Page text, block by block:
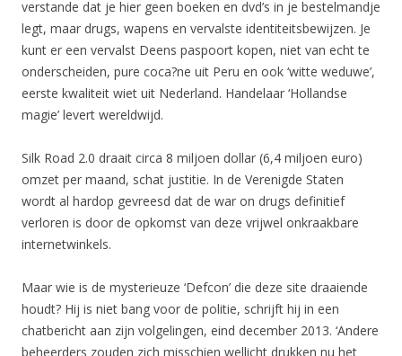
verstande dat je hier geen boeken en dvd’s in je bestelmandje
legt, maar drugs, wapens en vervalste identiteitsbewijzen. Je
kunt er een vervalst Deens paspoort kopen, niet van echt te
onderscheiden, pure coca?ne uit Peru en ook ‘witte weduwe’,
eerste kwaliteit wiet uit Nederland. Handelaar ‘Hollandse
magie’ levert wereldwijd.
Silk Road 2.0 draait circa 8 miljoen dollar (6,4 miljoen euro)
omzet per maand, schat justitie. In de Verenigde Staten
wordt al hardop gevreesd dat de war on drugs definitief
verloren is door de opkomst van deze vrijwel onkraakbare
internetwinkels.
Maar wie is de mysterieuze ‘Defcon’ die deze site draaiende
houdt? Hij is niet bang voor de politie, schrijft hij in een
chatbericht aan zijn volgelingen, eind december 2013. ‘Andere
beheerders zouden zich misschien wellicht drukken nu het